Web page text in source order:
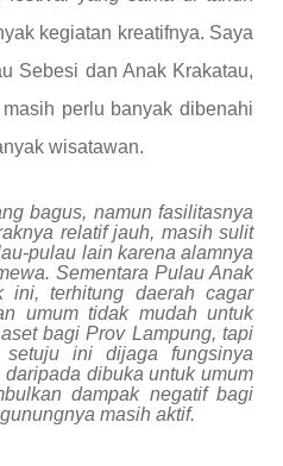
kegiatan kreatifnya. Saya
Sebesi dan Anak Krakatau,
perlu banyak dibenahi
wisatawan.
bagus, namun fasilitasnya
relatif jauh, masih sulit
-pulau lain karena alamnya
Sementara Pulau Anak
ini, terhitung daerah cagar
umum tidak mudah untuk
bagi Prov Lampung, tapi
ini dijaga fungsinya
dibuka untuk umum
dampak negatif bagi
masih aktif.